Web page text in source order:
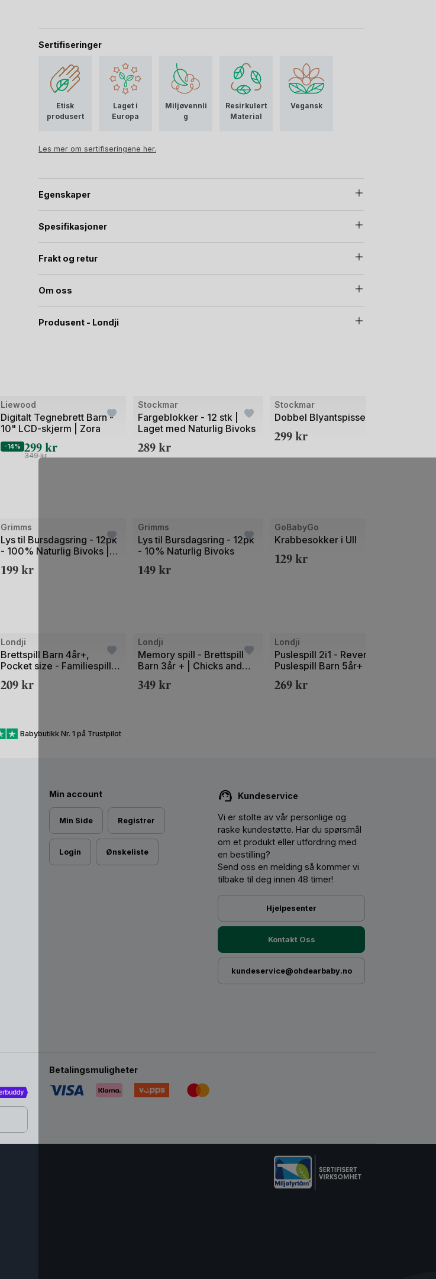
Sertifiseringer
Etisk
produsert
Laget i
Europa
Miljøvennli
g
Resirkulert
Material
Vegansk
Les mer om sertifiseringene her.
Egenskaper
Spesifikasjoner
Frakt og retur
Om oss
Produsent - Londji
Liewood
Digitalt Tegnebrett Barn -
10" LCD-skjerm | Zora
-14% 299kr
349kr
Stockmar
Fargeblokker - 12 stk |
Laget med Naturlig Bivoks
289kr
Stockmar
Dobbel Blyantspisser
299kr
Grimms
Lys til Bursdagsring - 12pk
- 100% Naturlig Bivoks |
199kr
Grimms
Lys til Bursdagsring - 12pk
- 10% Naturlig Bivoks
149kr
GoBabyGo
Krabbesokker i Ull
129kr
Londji
Brettspill Barn 4år+,
Pocket size - Familiespill
Grevlingen Kommer" |
209kr
Londji
Memory spill - Brettspill
Barn 3år + | Chicks and
349kr
Londji
Puslespill 2i1 - Reversibelt
Puslespill Barn 5år+ |
269kr
Babybutikk Nr. 1 på Trustpilot
Min account
Min Side Registrer
Login Ønskeliste
Kundeservice
Vi er stolte av vår personlige og
raske kundestøtte. Har du spørsmål
om et produkt eller utfordring med
en bestilling?
Send oss ​​en melding så kommer vi
tilbake til deg innen 48 timer!
Hjelpesenter
Kontakt Oss
kundeservice@ohdearbaby.no
Betalingsmuligheter